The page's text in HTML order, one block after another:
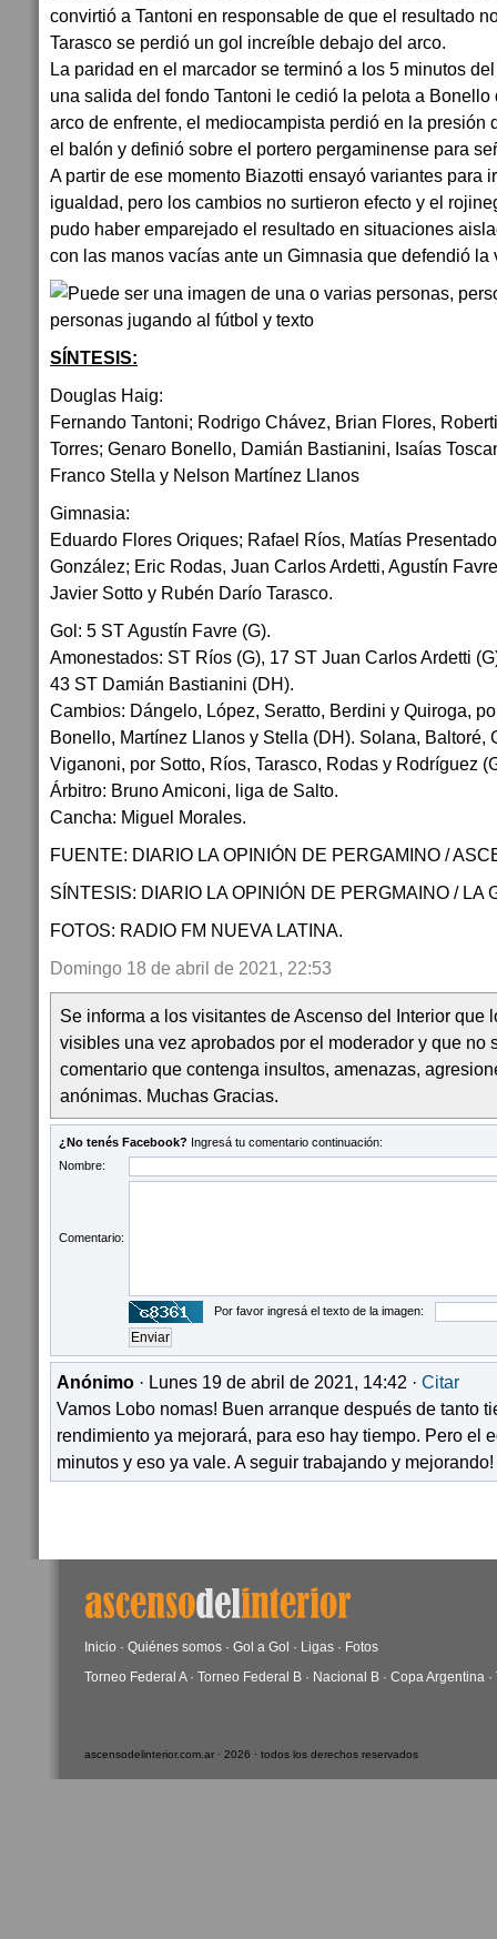
convirtió a Tantoni en responsable de que el resultado
Tarasco se perdió un gol increíble debajo del arco.
La paridad en el marcador se terminó a los 5 minutos
una salida del fondo Tantoni le cedió la pelota a
arco de enfrente, el mediocampista perdió en la presión
el balón y definió sobre el portero pergaminense para
A partir de ese momento Biazotti ensayó variantes para
igualdad, pero los cambios no surtieron efecto y el
pudo haber emparejado el resultado en situaciones
con las manos vacías ante un Gimnasia que defendió la
SÍNTESIS:
Douglas Haig:
Fernando Tantoni; Rodrigo Chávez, Brian Flores,
Torres; Genaro Bonello, Damián Bastianini, Isaías
Franco Stella y Nelson Martínez Llanos
Gimnasia:
Eduardo Flores Oriques; Rafael Ríos, Matías
González; Eric Rodas, Juan Carlos Ardetti, Agustín
Javier Sotto y Rubén Darío Tarasco.
Gol: 5 ST Agustín Favre (G).
Amonestados: ST Ríos (G), 17 ST Juan Carlos Ardetti
43 ST Damián Bastianini (DH).
Cambios: Dángelo, López, Seratto, Berdini y Quiroga,
Bonello, Martínez Llanos y Stella (DH). Solana, Baltoré,
Viganoni, por Sotto, Ríos, Tarasco, Rodas y Rodríguez
Árbitro: Bruno Amiconi, liga de Salto.
Cancha: Miguel Morales.
FUENTE: DIARIO LA OPINIÓN DE PERGAMINO /
SÍNTESIS: DIARIO LA OPINIÓN DE PERGMAINO / LA
FOTOS: RADIO FM NUEVA LATINA.
Domingo 18 de abril de 2021, 22:53
Se informa a los visitantes de Ascenso del Interior que
visibles una vez aprobados por el moderador y que no
comentario que contenga insultos, amenazas,
anónimas. Muchas Gracias.
¿No tenés Facebook? Ingresá tu comentario continuación:
Nombre:
Comentario:
Por favor ingresá el texto de la imagen:
Anónimo · Lunes 19 de abril de 2021, 14:42 · Citar
Vamos Lobo nomas! Buen arranque después de tanto
rendimiento ya mejorará, para eso hay tiempo. Pero el
minutos y eso ya vale. A seguir trabajando y mejorando!
Inicio · Quiénes somos · Gol a Gol · Ligas · Fotos
Torneo Federal A· Torneo Federal B · Nacional B · Copa Argentina ·
ascensodelinterior.com.ar · 2026 · todos los derechos reservados